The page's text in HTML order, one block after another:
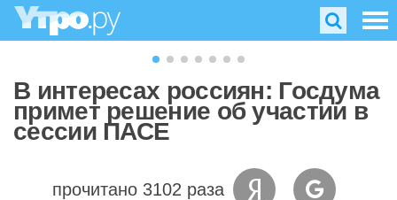
В интересах россиян: Госдума
примет решение об участии в
сессии ПАСЕ
прочитано 3102 раза